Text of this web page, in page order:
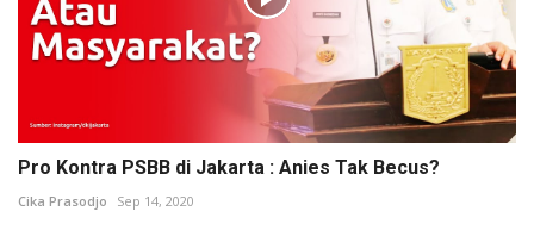
Pro Kontra PSBB di Jakarta : Anies Tak Becus?
Cika Prasodjo Sep 14, 2020